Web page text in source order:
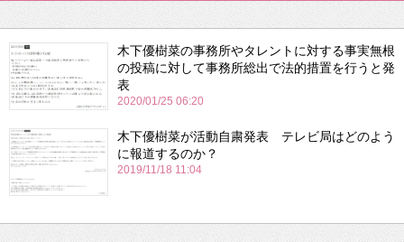
木下優樹菜の事務所やタレントに対する事実無根
の投稿に対して事務所総出で法的措置を行うと発
表
2020/01/25 06:20
木下優樹菜が活動自粛発表 テレビ局はどのよう
に報道するのか？
2019/11/18 11:04